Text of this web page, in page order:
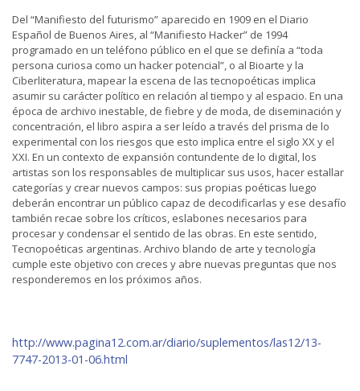
Del “Manifiesto del futurismo” aparecido en 1909 en el Diario
Español de Buenos Aires, al “Manifiesto Hacker” de 1994
programado en un teléfono público en el que se definía a “toda
persona curiosa como un hacker potencial”, o al Bioarte y la
Ciberliteratura, mapear la escena de las tecnopoéticas implica
asumir su carácter político en relación al tiempo y al espacio. En una
época de archivo inestable, de fiebre y de moda, de diseminación y
concentración, el libro aspira a ser leído a través del prisma de lo
experimental con los riesgos que esto implica entre el siglo XX y el
XXI. En un contexto de expansión contundente de lo digital, los
artistas son los responsables de multiplicar sus usos, hacer estallar
categorías y crear nuevos campos: sus propias poéticas luego
deberán encontrar un público capaz de decodificarlas y ese desafío
también recae sobre los críticos, eslabones necesarios para
procesar y condensar el sentido de las obras. En este sentido,
Tecnopoéticas argentinas. Archivo blando de arte y tecnología
cumple este objetivo con creces y abre nuevas preguntas que nos
responderemos en los próximos años.
http://www.pagina12.com.ar/diario/suplementos/las12/13-
7747-2013-01-06.html